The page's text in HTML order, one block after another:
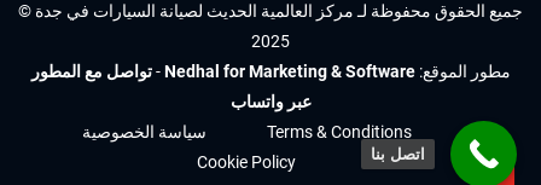
جميع الحقوق محفوظة لـ مركز العالمية الحديث لصيانة السيارات في جدة ©
2025
مطور الموقع:Nedhal for Marketing & Software
-تواصل مع المطور
عبر واتساب
Terms & Conditions
سياسة الخصوصية
Cookie Policy
اتصل بنا